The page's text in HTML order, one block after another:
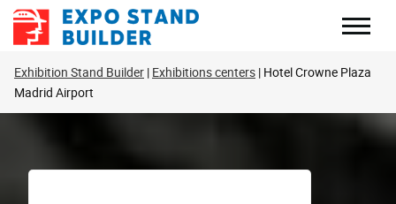
Zum
Inhalt
Exhibition Stand Builder Exhibitions centers Hotel Crowne Plaza
Madrid Airport